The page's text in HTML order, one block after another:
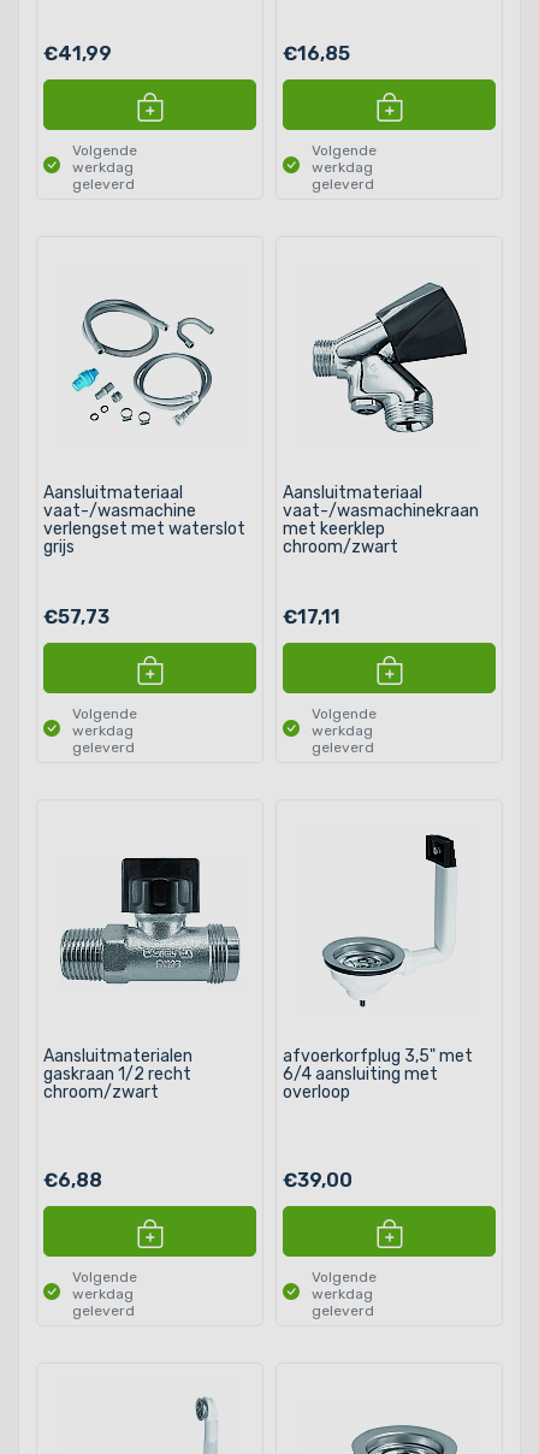
€41,99
Volgende
werkdag
geleverd
€16,85
Volgende
werkdag
geleverd
Aansluitmateriaal
vaat-/wasmachine
verlengset met waterslot
grijs
€57,73
Volgende
werkdag
geleverd
Aansluitmateriaal
vaat-/wasmachinekraan
met keerklep
chroom/zwart
€17,11
Volgende
werkdag
geleverd
Aansluitmaterialen
gaskraan 1/2 recht
chroom/zwart
€6,88
Volgende
werkdag
geleverd
afvoerkorfplug 3,5" met
6/4 aansluiting met
overloop
€39,00
Volgende
werkdag
geleverd